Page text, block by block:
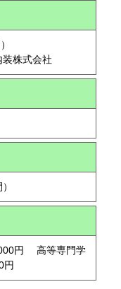
株式会社
円 高等専門学
円